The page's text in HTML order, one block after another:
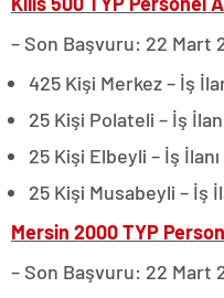
– Son Başvuru: 22 Mart
425 Kişi Merkez – İş
25 Kişi Polateli – İş
25 Kişi Elbeyli – İş İlanı
25 Kişi Musabeyli – İş
Mersin 2000 TYP
– Son Başvuru: 22 Mart